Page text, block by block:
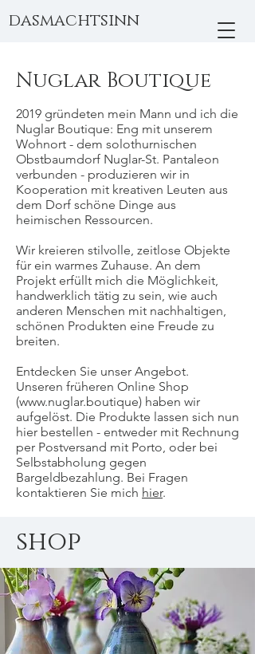
dasmachtsinn
Nuglar Boutique
2019 gründeten mein Mann und ich die
Nuglar Boutique: Eng mit unserem
Wohnort - dem solothurnischen
Obstbaumdorf Nuglar-St. Pantaleon
verbunden - produzieren wir in
Kooperation mit kreativen Leuten aus
dem Dorf schöne Dinge aus
heimischen Ressourcen.
Wir kreieren stilvolle, zeitlose Objekte
für ein warmes Zuhause. An dem
Projekt erfüllt mich die Möglichkeit,
handwerklich tätig zu sein, wie auch
anderen Menschen mit nachhaltigen,
schönen Produkten eine Freude zu
breiten.
Entdecken Sie unser Angebot.
Unseren früheren Online Shop
(www.nuglar.boutique) haben wir
aufgelöst. Die Produkte lassen sich nun
hier bestellen - entweder mit Rechnung
per Postversand mit Porto, oder bei
Selbstabholung gegen
Bargeldbezahlung. Bei Fragen
kontaktieren Sie mich hier.
shop